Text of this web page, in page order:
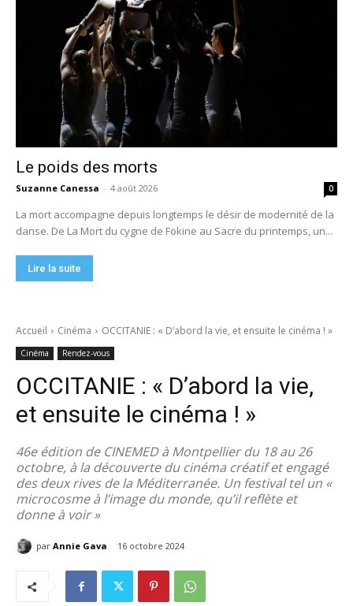
Le poids des morts
Suzanne Canessa - 4 août 2026 0
La mort accompagne depuis longtemps le désir de modernité de la
danse. De La Mort du cygne de Fokine au Sacre du printemps, un...
Lire la suite